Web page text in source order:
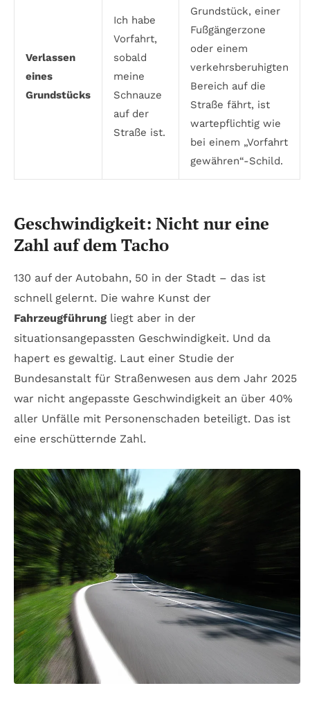
Verlassen
eines
Grundstücks
Ich habe
Vorfahrt,
sobald
meine
Schnauze
auf der
Straße ist.
Grundstück, einer
Fußgängerzone
oder einem
verkehrsberuhigten
Bereich auf die
Straße fährt, ist
wartepflichtig wie
bei einem „Vorfahrt
gewähren“-Schild.
Geschwindigkeit: Nicht nur eine
Zahl auf dem Tacho
130 auf der Autobahn, 50 in der Stadt – das ist
schnell gelernt. Die wahre Kunst der
Fahrzeugführung liegt aber in der
situationsangepassten Geschwindigkeit. Und da
hapert es gewaltig. Laut einer Studie der
Bundesanstalt für Straßenwesen aus dem Jahr 2025
war nicht angepasste Geschwindigkeit an über 40%
aller Unfälle mit Personenschaden beteiligt. Das ist
eine erschütternde Zahl.